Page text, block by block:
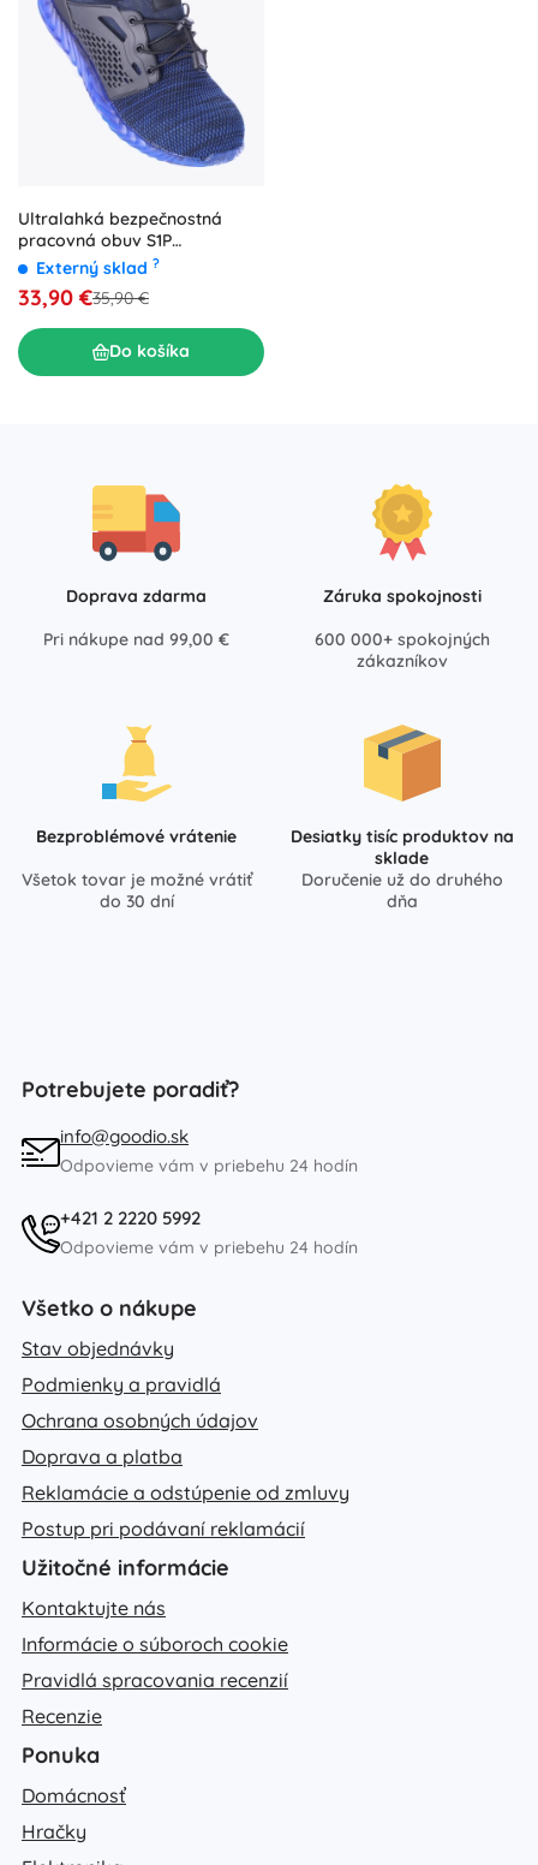
Ultralahká bezpečnostná
pracovná obuv S1P
námornícka – veľ. 45
Externý sklad ?
33,90 €35,90 €
Do košíka
Doprava zdarma
Pri nákupe nad 99,00 €
Záruka spokojnosti
600 000+ spokojných
zákazníkov
Bezproblémové vrátenie
Všetok tovar je možné vrátiť
do 30 dní
Desiatky tisíc produktov na
sklade
Doručenie už do druhého
dňa
Potrebujete poradiť?
info@goodio.sk
Odpovieme vám v priebehu 24 hodín
+421 2 2220 5992
Odpovieme vám v priebehu 24 hodín
Všetko o nákupe
Stav objednávky
Podmienky a pravidlá
Ochrana osobných údajov
Doprava a platba
Reklamácie a odstúpenie od zmluvy
Postup pri podávaní reklamácií
Užitočné informácie
Kontaktujte nás
Informácie o súboroch cookie
Pravidlá spracovania recenzií
Recenzie
Ponuka
Domácnosť
Hračky